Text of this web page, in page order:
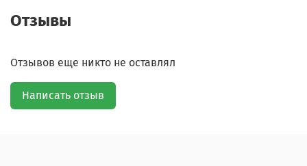
Отзывы
Отзывов еще никто не оставлял
Написать отзыв